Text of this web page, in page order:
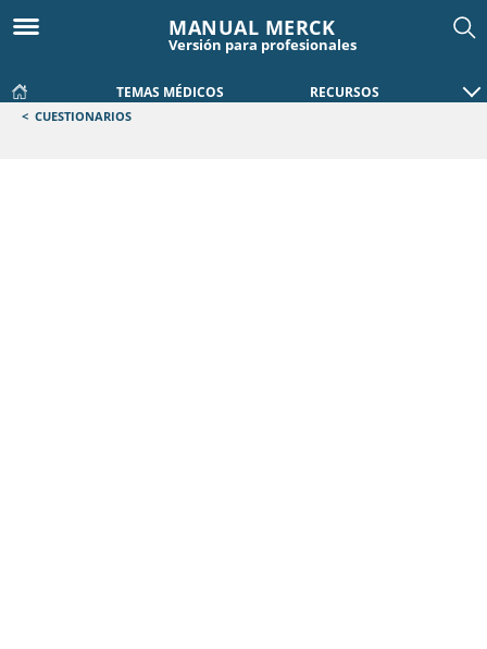
MANUAL MERCK
Versión para profesionales
TEMAS MÉDICOS RECURSOS
< CUESTIONARIOS